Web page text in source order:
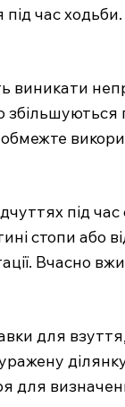
час ходьби.
під
стопи або
Вчасно
для
для